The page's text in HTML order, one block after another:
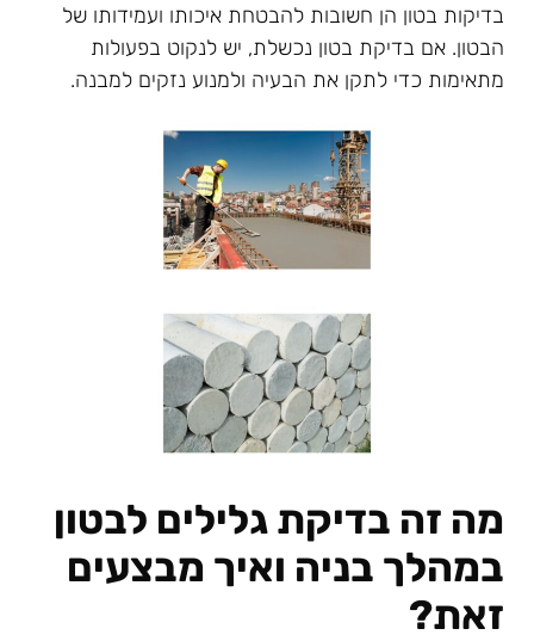
בדיקות בטון הן חשובות להבטחת איכותו ועמידותו של
הבטון. אם בדיקת בטון נכשלת, יש לנקוט בפעולות
מתאימות כדי לתקן את הבעיה ולמנוע נזקים למבנה.
מה זה בדיקת גלילים לבטון
במהלך בניה ואיך מבצעים
זאת?